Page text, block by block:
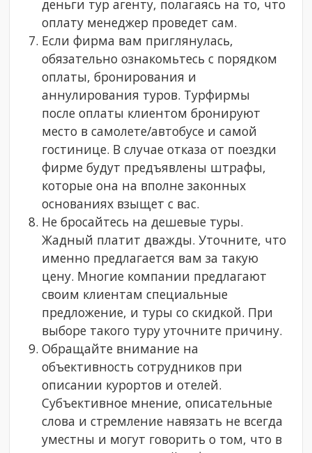
деньги тур агенту, полагаясь на то, что
оплату менеджер проведет сам.
Если фирма вам приглянулась,
обязательно ознакомьтесь с порядком
оплаты, бронирования и
аннулирования туров. Турфирмы
после оплаты клиентом бронируют
место в самолете/автобусе и самой
гостинице. В случае отказа от поездки
фирме будут предъявлены штрафы,
которые она на вполне законных
основаниях взыщет с вас.
Не бросайтесь на дешевые туры.
Жадный платит дважды. Уточните, что
именно предлагается вам за такую
цену. Многие компании предлагают
своим клиентам специальные
предложение, и туры со скидкой. При
выборе такого туру уточните причину.
Обращайте внимание на
объективность сотрудников при
описании курортов и отелей.
Субъективное мнение, описательные
слова и стремление навязать не всегда
уместны и могут говорить о том, что в